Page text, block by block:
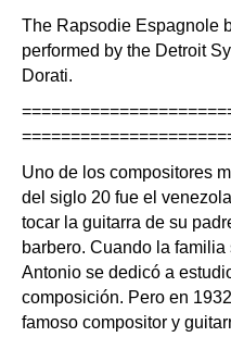
The Rapsodie Espagnole
performed by the Detroit
Dorati.
Uno de los compositores
del siglo 20 fue el
tocar la guitarra de su
barbero. Cuando la
Antonio se dedicó a
composición. Pero en
famoso compositor y